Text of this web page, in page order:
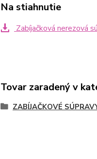
Na stiahnutie
Zabíjačková nerezová
Tovar zaradený v
ZABÍJAČKOVÉ